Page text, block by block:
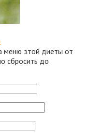
меню этой диеты от
сбросить до